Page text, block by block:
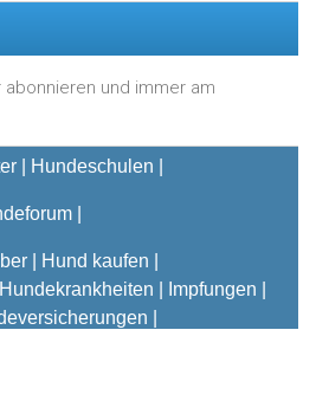
und immer am
Hundeschulen
Hund kaufen
Hundekrankheiten
Impfungen